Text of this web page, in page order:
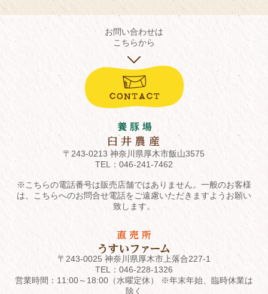
お問い合わせは
こちらから
〒243-0213 神奈川県厚木市飯山3575
TEL： 046-241-7462
※こちらの電話番号は販売店舗ではありません。一般のお客様
は、こちらへのお問合せ電話をご遠慮いただきますようお願い
致します。
〒243-0025 神奈川県厚木市上落合227-1
TEL： 046-228-1326
営業時間：11:00～18:00（水曜定休） ※年末年始、臨時休業は
除く